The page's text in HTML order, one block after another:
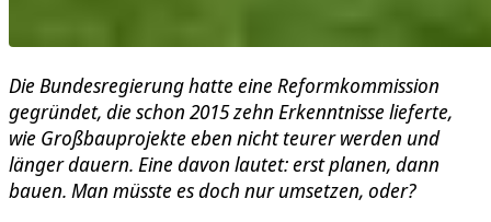
Die Bundesregierung hatte eine Reformkommission
gegründet, die schon 2015 zehn Erkenntnisse lieferte,
wie Großbauprojekte eben nicht teurer werden und
länger dauern. Eine davon lautet: erst planen, dann
bauen. Man müsste es doch nur umsetzen, oder?